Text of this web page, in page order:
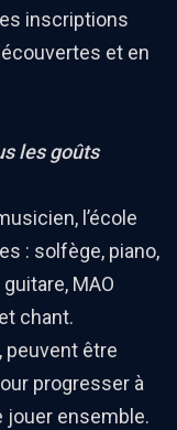
inscriptions
et en
les goûts
l’école
: solfège, piano,
MAO
chant.
peuvent être
progresser à
jouer ensemble.